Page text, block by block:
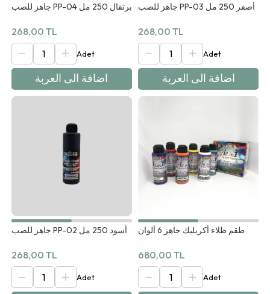
جاهز للصب PP-04 برتقال 250 مل
268,00 TL
اضافة الى العربة
جاهز للصب PP-03 أصفر 250 مل
268,00 TL
اضافة الى العربة
جاهز للصب PP-02 أسود 250 مل
268,00 TL
طقم طلاء أكريليك جاهز 6 ألوان
680,00 TL